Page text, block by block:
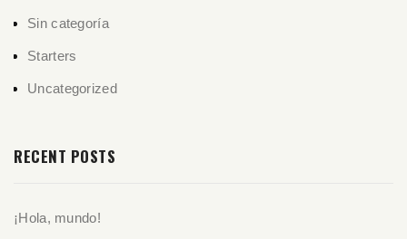
Sin categoría
Starters
Uncategorized
RECENT POSTS
¡Hola, mundo!